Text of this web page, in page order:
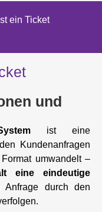
ein Ticket
und
ist eine
Kundenanfragen
umwandelt –
eine eindeutige
durch den